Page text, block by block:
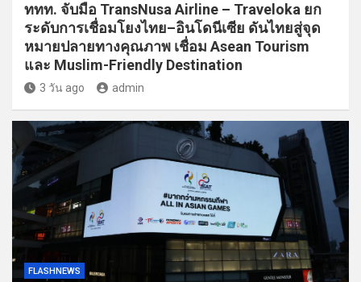
ททท. จับมือ TransNusa Airline – Traveloka ยก
ระดับการเชื่อมโยงไทย–อินโดนีเซีย ดันไทยสู่จุด
หมายปลายทางคุณภาพ เชื่อม Asean Tourism
และ Muslim-Friendly Destination
3 วัน ago admin
FLASHNEWS